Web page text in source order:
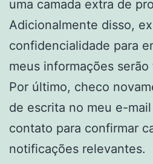
uma camada extra de
Adicionalmente disso,
confidencialidade para
meus informações serão
Por último, checo
de escrita no meu e-
contato para confirmar
notificações relevantes.